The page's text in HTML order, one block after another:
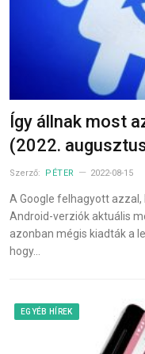
Így állnak most
(2022.
Szerző: PÉTER 2022-08-15
A Google felhagyott
Android-verziók aktuális
azonban mégis kiadták a
hogy…
EGYÉB HÍREK